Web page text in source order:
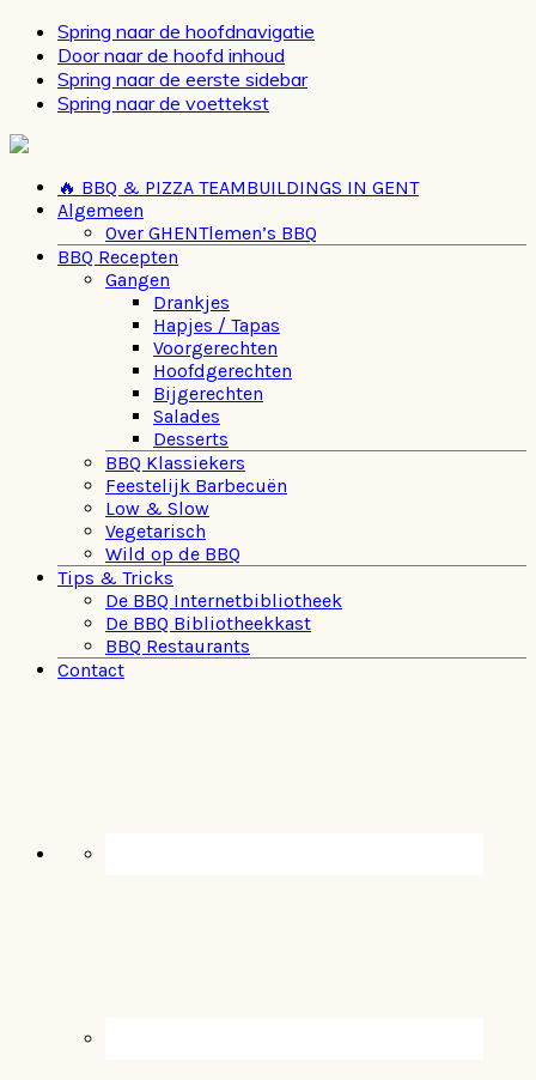
Spring naar de hoofdnavigatie
Door naar de hoofd inhoud
Spring naar de eerste sidebar
Spring naar de voettekst
🔥 BBQ & PIZZA TEAMBUILDINGS IN GENT
Algemeen
Over GHENTlemen’s BBQ
BBQ Recepten
Gangen
Drankjes
Hapjes / Tapas
Voorgerechten
Hoofdgerechten
Bijgerechten
Salades
Desserts
BBQ Klassiekers
Feestelijk Barbecuën
Low & Slow
Vegetarisch
Wild op de BBQ
Tips & Tricks
De BBQ Internetbibliotheek
De BBQ Bibliotheekkast
BBQ Restaurants
Contact